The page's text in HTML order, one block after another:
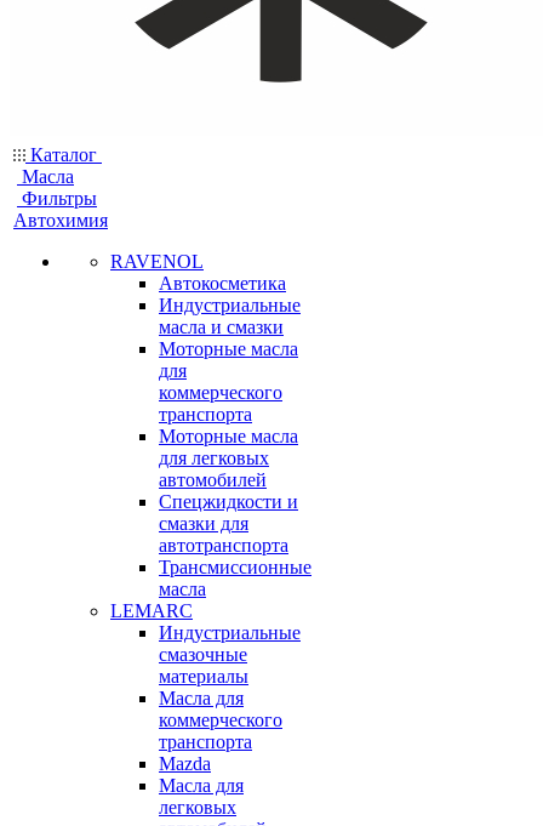
Каталог
Масла
Фильтры
Автохимия
RAVENOL
Автокосметика
Индустриальные
масла и смазки
Моторные масла
для
коммерческого
транспорта
Моторные масла
для легковых
автомобилей
Спецжидкости и
смазки для
автотранспорта
Трансмиссионные
масла
LEMARC
Индустриальные
смазочные
материалы
Масла для
коммерческого
транспорта
Mazda
Масла для
легковых